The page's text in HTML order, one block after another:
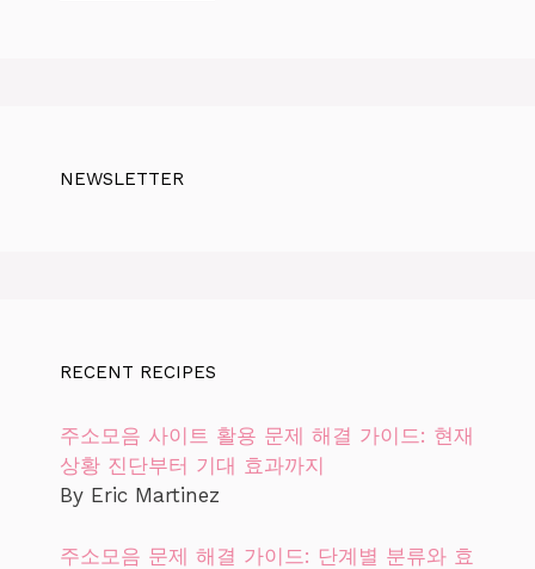
NEWSLETTER
RECENT RECIPES
주소모음 사이트 활용 문제 해결 가이드: 현재
상황 진단부터 기대 효과까지
By Eric Martinez
주소모음 문제 해결 가이드: 단계별 분류와 효